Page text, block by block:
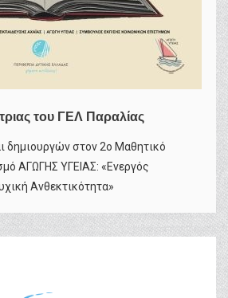
του ΓΕΛ Παραλίας
δημιουργών στον 2ο Μαθητικό
ΑΓΩΓΗΣ ΥΓΕΙΑΣ: «Ενεργός
Ανθεκτικότητα»